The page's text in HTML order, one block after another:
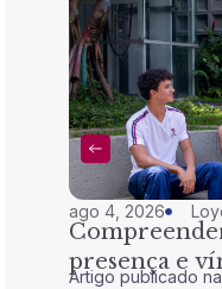
ago 4, 2026
presença e
Artigo publicado